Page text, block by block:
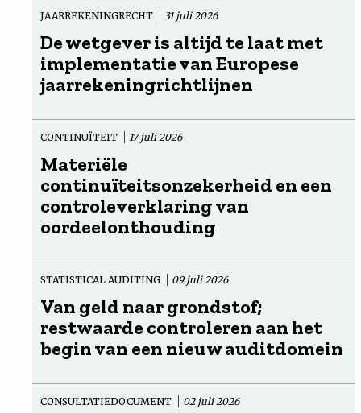
JAARREKENINGRECHT 31 juli 2026
De wetgever is altijd te laat met
implementatie van Europese
jaarrekeningrichtlijnen
CONTINUÏTEIT 17 juli 2026
Materiële
continuïteitsonzekerheid en een
controleverklaring van
oordeelonthouding
STATISTICAL AUDITING 09 juli 2026
Van geld naar grondstof;
restwaarde controleren aan het
begin van een nieuw auditdomein
CONSULTATIEDOCUMENT 02 juli 2026